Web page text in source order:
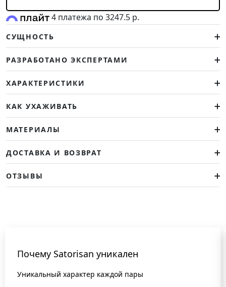
4 платежа по 3247.5 р.
СУЩНОСТЬ
РАЗРАБОТАНО ЭКСПЕРТАМИ
ХАРАКТЕРИСТИКИ
КАК УХАЖИВАТЬ
МАТЕРИАЛЫ
ДОСТАВКА И ВОЗВРАТ
ОТЗЫВЫ
Почему Satorisan уникален
Уникальный характер каждой пары